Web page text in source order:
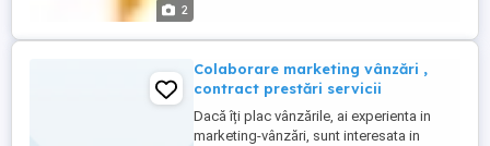
2
Colaborare marketing vânzări ,
contract prestări servicii
Dacă îți plac vânzările, ai experienta in
marketing-vânzări, sunt interesata in